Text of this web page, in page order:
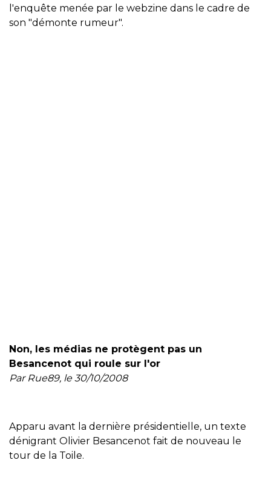
l'enquête menée par le webzine dans le cadre de
son "démonte rumeur".
Non, les médias ne protègent pas un
Besancenot qui roule sur l'or
Par Rue89, le 30/10/2008
Apparu avant la dernière présidentielle, un texte
dénigrant Olivier Besancenot fait de nouveau le
tour de la Toile.